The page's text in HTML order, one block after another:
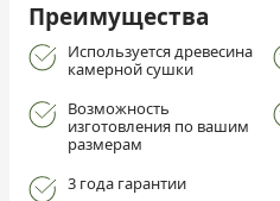
Преимущества
Используется древесина
камерной сушки
Возможность
изготовления по вашим
размерам
3 года гарантии